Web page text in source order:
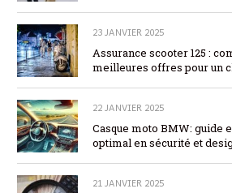
23 JANVIER 2025
Assurance scooter 125 :
meilleures offres pour un
22 JANVIER 2025
Casque moto BMW: guide
optimal en sécurité et
21 JANVIER 2025